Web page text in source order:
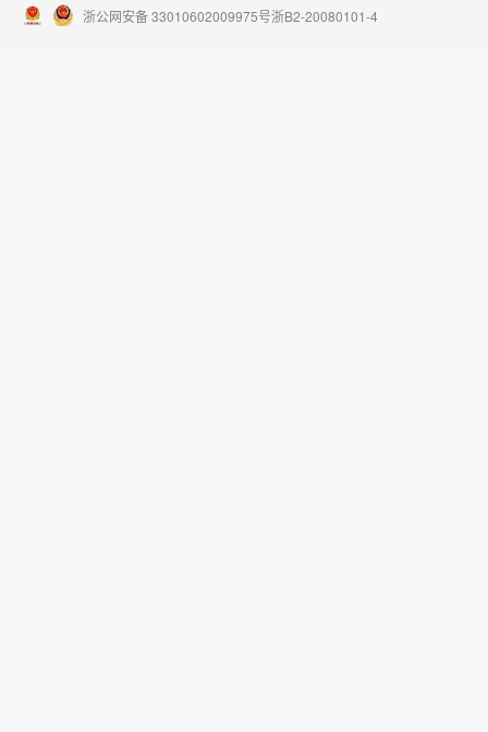
浙公网安备 33010602009975号浙B2-20080101-4